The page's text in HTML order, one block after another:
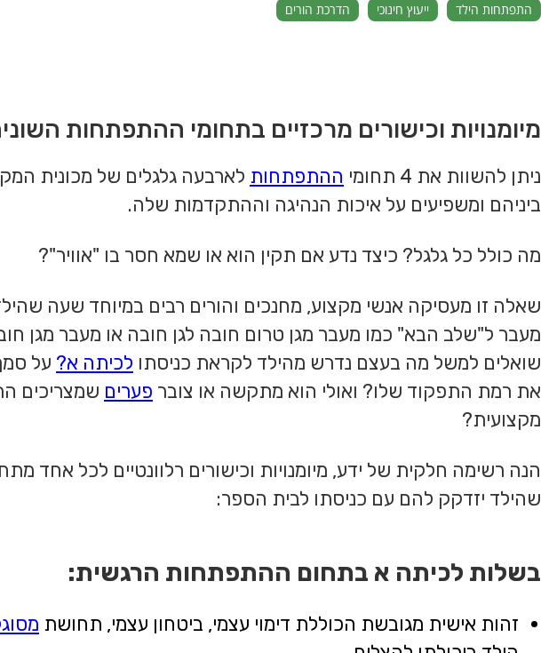
התפתחות הילד ייעוץ חינוכי הדרכת הורים
מיומנויות וכישורים מרכזיים בתחומי ההתפתחות
ניתן להשוות את 4 תחומי ההתפתחות לארבעה גלגלים של מכונית
ביניהם ומשפיעים על איכות הנהיגה וההתקדמות שלה.
מה כולל כל גלגל? כיצד נדע אם תקין הוא או שמא חסר בו "אוויר"?
שאלה זו מעסיקה אנשי מקצוע, מחנכים והורים רבים במיוחד שעה
מעבר ל"שלב הבא" כמו מעבר מגן טרום חובה לגן חובה או מעבר מגן
שואלים למשל מה בעצם נדרש מהילד לקראת כניסתו לכיתה א? על
את רמת התפקוד שלו? ואולי הוא מתקשה או צובר פערים שמצריכים
מקצועית?
הנה רשימה חלקית של ידע, מיומנויות וכישורים רלוונטיים לכל אחד
שהילד יזדקק להם עם כניסתו לבית הספר:
בשלות לכיתה א בתחום ההתפתחות הרגשית:
זהות אישית מגובשת הכוללת דימוי עצמי, ביטחון עצמי, תחושת